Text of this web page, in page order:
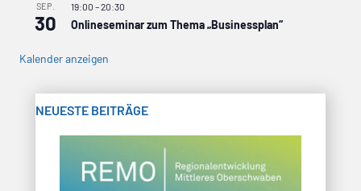
SEP.
30
19:00 –20:30
Onlineseminar zum Thema „Businessplan“
Kalender anzeigen
NEUESTE BEITRÄGE